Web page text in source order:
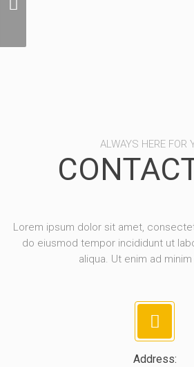
ALWAYS HERE FOR
Lorem ipsum dolor sit amet,
do eiusmod tempor incididunt ut
aliqua. Ut enim ad minim
Address: